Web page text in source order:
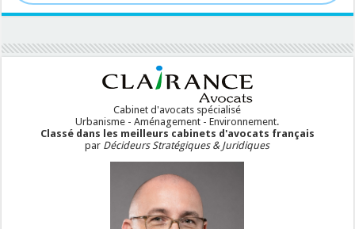
Cabinet d'avocats spécialisé
Urbanisme - Aménagement - Environnement.
Classé dans les meilleurs cabinets d'avocats français
par Décideurs Stratégiques & Juridiques